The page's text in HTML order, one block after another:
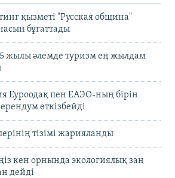
қызметі "Русская община"
бұғаттады
жылы әлемде туризм ең жылдам
Еуроодақ пен ЕАЭО-ның бірін
өткізбейді
тізімі жарияланды
кен орнында экологиялық заң
дейді